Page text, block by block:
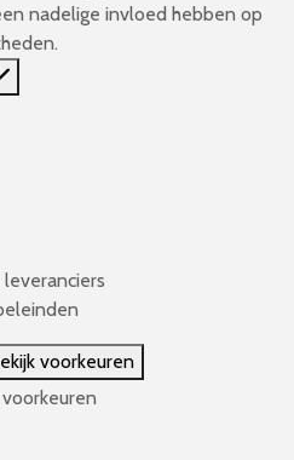
nadelige invloed hebben op
voorkeuren
voorkeuren